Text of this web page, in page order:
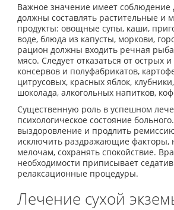
Важное значение имеет соблюдение
должны составлять растительные и
продукты: овощные супы, каши,
воде, блюда из капусты, моркови,
рацион должны входить речная
мясо. Следует отказаться от острых
консервов и полуфабрикатов,
цитрусовых, красных яблок,
шоколада, алкогольных напитков,
Существенную роль в успешном
психологическое состояние
выздоровление и продлить
исключить раздражающие факторы,
мелочам, сохранять спокойствие.
необходимости приписывает
релаксационные процедуры.
Лечение сухой